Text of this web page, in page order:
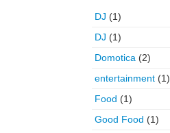
DJ (1)
DJ (1)
Domotica (2)
entertainment(1)
Food (1)
Good Food (1)